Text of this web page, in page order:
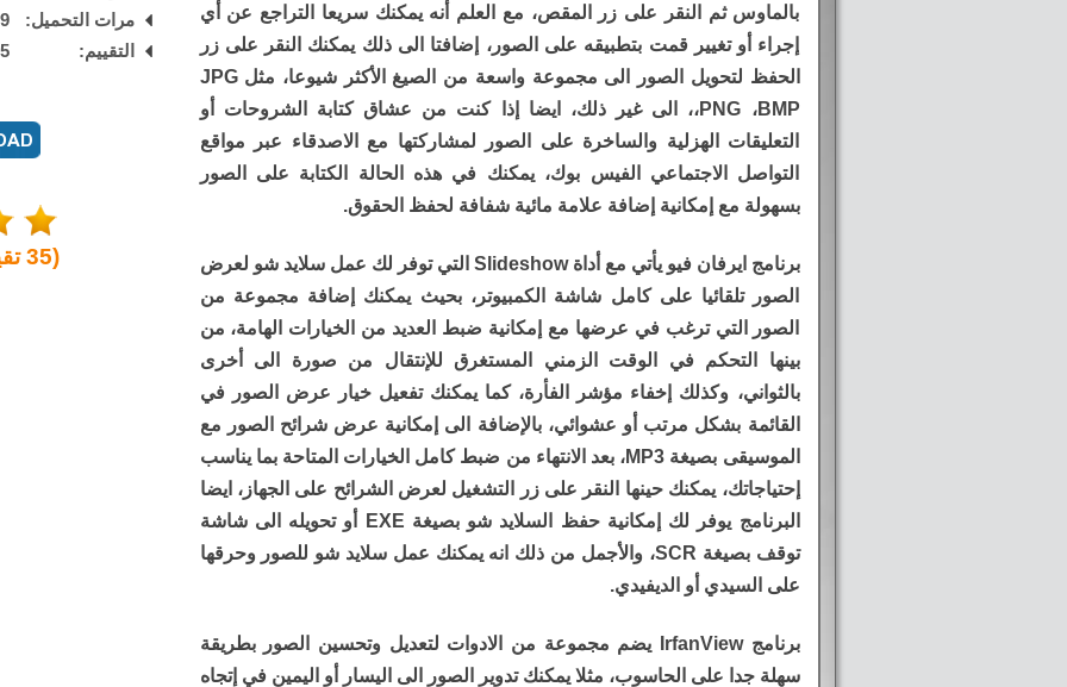
بالماوس ثم النقر على زر المقص، مع العلم أنه يمكنك سريعا التراجع عن أي
إجراء أو تغيير قمت بتطبيقه على الصور، إضافتا الى ذلك يمكنك النقر على زر
الحفظ لتحويل الصور الى مجموعة واسعة من الصيغ الأكثر شيوعا، مثل JPG
،PNG ،BMP، الى غير ذلك، ايضا إذا كنت من عشاق كتابة الشروحات أو
التعليقات الهزلية والساخرة على الصور لمشاركتها مع الاصدقاء عبر مواقع
التواصل الاجتماعي الفيس بوك، يمكنك في هذه الحالة الكتابة على الصور
بسهولة مع إمكانية إضافة علامة مائية شفافة لحفظ الحقوق.
برنامج ايرفان فيو يأتي مع أداة Slideshow التي توفر لك عمل سلايد شو لعرض
الصور تلقائيا على كامل شاشة الكمبيوتر، بحيث يمكنك إضافة مجموعة من
الصور التي ترغب في عرضها مع إمكانية ضبط العديد من الخيارات الهامة، من
بينها التحكم في الوقت الزمني المستغرق للإنتقال من صورة الى أخرى
بالثواني، وكذلك إخفاء مؤشر الفأرة، كما يمكنك تفعيل خيار عرض الصور في
القائمة بشكل مرتب أو عشوائي، بالإضافة الى إمكانية عرض شرائح الصور مع
الموسيقى بصيغة MP3، بعد الانتهاء من ضبط كامل الخيارات المتاحة بما يناسب
إحتياجاتك، يمكنك حينها النقر على زر التشغيل لعرض الشرائح على الجهاز، ايضا
البرنامج يوفر لك إمكانية حفظ السلايد شو بصيغة EXE أو تحويله الى شاشة
توقف بصيغة SCR، والأجمل من ذلك انه يمكنك عمل سلايد شو للصور وحرقها
على السيدي أو الديفيدي.
برنامج IrfanView يضم مجموعة من الادوات لتعديل وتحسين الصور بطريقة
سهلة جدا على الحاسوب، مثلا يمكنك تدوير الصور الى اليسار أو اليمين في إتجاه
مرات التحميل:
التقييم:
5
(
35